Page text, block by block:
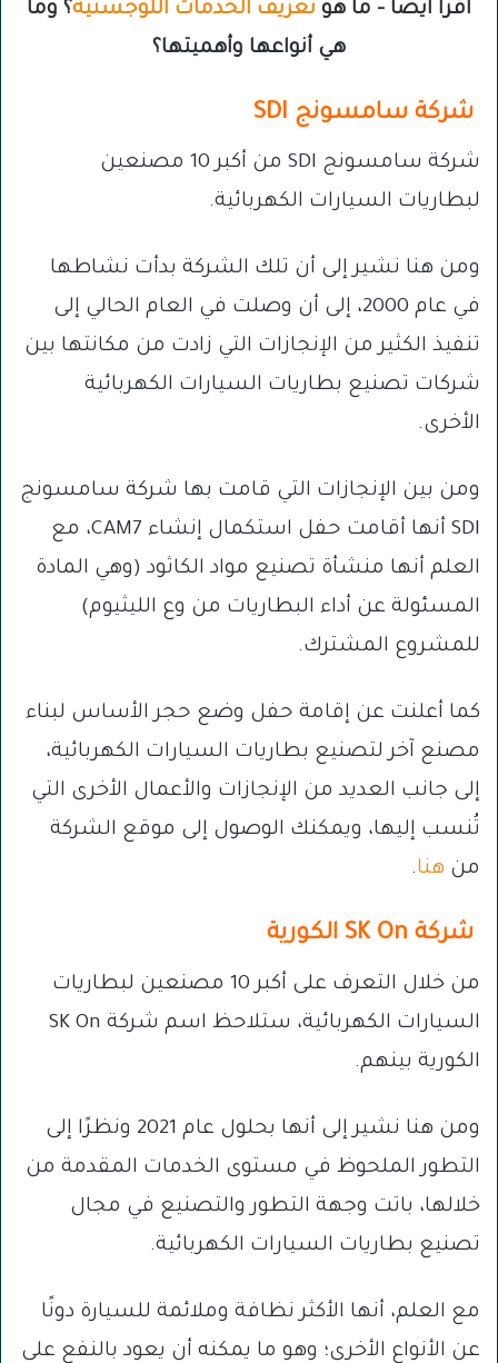
اقرأ أيضًا – ما هو تعريف الخدمات اللوجستية؟ وما
هي أنواعها وأهميتها؟
شركة سامسونج SDI
شركة سامسونج SDI
من أكبر 10 مصنعين
لبطاريات السيارات الكهربائية.
ومن هنا نشير إلى أن تلك الشركة بدأت نشاطها
في عام 2000، إلى أن وصلت في العام الحالي إلى
تنفيذ الكثير من الإنجازات التي زادت من مكانتها بين
شركات تصنيع بطاريات السيارات الكهربائية
الأخرى.
ومن بين الإنجازات التي قامت بها شركة سامسونج
SDI أنها أقامت حفل استكمال إنشاء CAM7، مع
العلم أنها منشأة تصنيع مواد الكاثود (وهي المادة
المسئولة عن أداء البطاريات من وع الليثيوم)
للمشروع المشترك.
كما أعلنت عن إقامة حفل وضع حجر الأساس لبناء
مصنع آخر لتصنيع بطاريات السيارات الكهربائية،
إلى جانب العديد من الإنجازات والأعمال الأخرى التي
تُنسب إليها، ويمكنك الوصول إلى موقع الشركة
من هنا.
شركة SK On الكورية
من خلال التعرف على أكبر 10 مصنعين لبطاريات
السيارات الكهربائية، ستلاحظ اسم شركة SK On
الكورية بينهم.
ومن هنا نشير إلى أنها بحلول عام 2021 ونظرًا إلى
التطور الملحوظ في مستوى الخدمات المقدمة من
خلالها، باتت وجهة التطور والتصنيع في مجال
تصنيع بطاريات السيارات الكهربائية.
مع العلم، أنها الأكثر نظافة وملائمة للسيارة دونًا
عن الأنواع الأخرى؛ وهو ما يمكنه أن يعود بالنفع على